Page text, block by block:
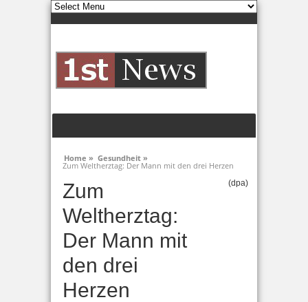
Home » Gesundheit »
Zum Weltherztag: Der Mann mit den drei Herzen
Zum
Weltherztag:
Der Mann mit
den drei
Herzen
(dpa)